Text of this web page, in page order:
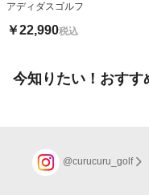
アディダスゴルフ
￥22,990税込
今知りたい！おすす
@curucuru_golf